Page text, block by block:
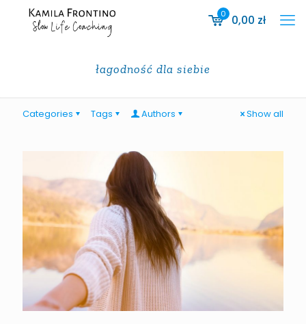
0 0,00 zł
łagodność dla siebie
Categories Tags Authors Show all